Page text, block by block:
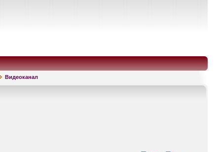
Видеоканал